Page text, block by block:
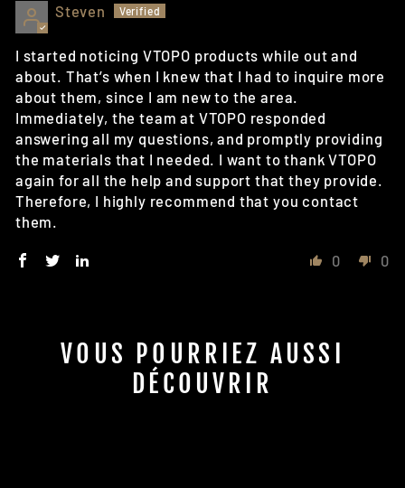
Steven
I started noticing VTOPO products while out and
about. That’s when I knew that I had to inquire more
about them, since I am new to the area.
Immediately, the team at VTOPO responded
answering all my questions, and promptly providing
the materials that I needed. I want to thank VTOPO
again for all the help and support that they provide.
Therefore, I highly recommend that you contact
them.
0 0
VOUS POURRIEZ AUSSI
DÉCOUVRIR